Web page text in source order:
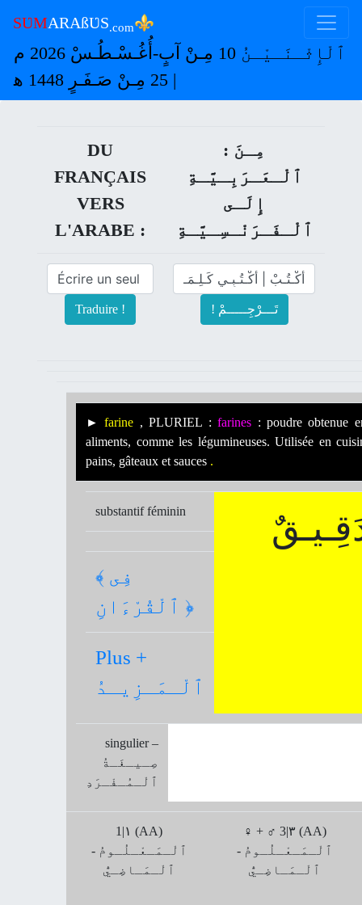
SƲMARAßƲS.com⚜
ٱلْإِثْـنَـيْـنُ 10 مِـنْ آبٍ-أُغُـسْـطُـسْ 2026 م
| 25 مِـنْ صَـفَـرٍ 1448 ﻫ
DU
FRANÇAIS
VERS
L'ARABE :
: مِـنَ
ﭐلْـعَـرَبِـيَّـةِ
إِلَـى
ﭐلْـفَـرَنْـسِـيَّـةِ
Traduire ! ! تَـــرْجِـــــمْ
►farine , PLURIEL :farines : poudre obtenue
aliments, comme les légumineuses. Utilisée en
pains, gâteaux et sauces .
substantif féminin
﴾ فِى
ٱلْقُرْءَانِ ﴿
Plus +
ٱلْـمَـزِيـدُ
singulier –
صِـيـغَـةُ
ﭐلْـمُـفْـرَدِ
1|۱ (AA)
ﭐلْـمَـعْـلُـومُ -
ﭐلْـمَـاضِـيُّ
♀ + ♂ 3|۳ (AA)
ﭐلْـمَـعْـلُـومُ -
ﭐلْـمَـاضِـيُّ